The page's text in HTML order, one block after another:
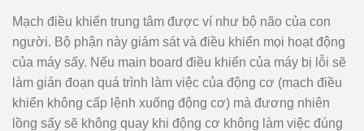
Mạch điều khiển trung tâm được ví như bộ não của con
người. Bộ phận này giám sát và điều khiển mọi hoạt động
của máy sấy. Nếu main board điều khiển của máy bị lỗi sẽ
làm gián đoạn quá trình làm việc của động cơ (mạch điều
khiển không cấp lệnh xuống động cơ) mà đương nhiên
lồng sấy sẽ không quay khi động cơ không làm việc đúng